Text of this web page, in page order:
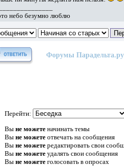
небо безумно люблю
Форумы Парадельта.ру
Перейти:
Вы не можетеначинать темы
Вы не можетеотвечать на сообщения
Вы не можетередактировать свои
Вы не можетеудалять свои сообщения
Вы не можетеголосовать в опросах